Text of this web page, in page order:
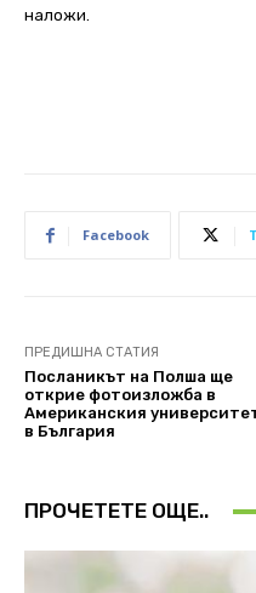
наложи.
Facebook
ПРЕДИШНА СТАТИЯ
Посланикът на Полша ще
открие фотоизложба в
Американския
в България
ПРОЧЕТЕТЕ ОЩЕ..